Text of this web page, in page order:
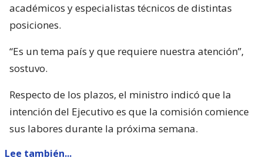
académicos y especialistas técnicos de distintas
posiciones.
“Es un tema país y que requiere nuestra atención”,
sostuvo.
Respecto de los plazos, el ministro indicó que la
intención del Ejecutivo es que la comisión comience
sus labores durante la próxima semana.
Lee también...